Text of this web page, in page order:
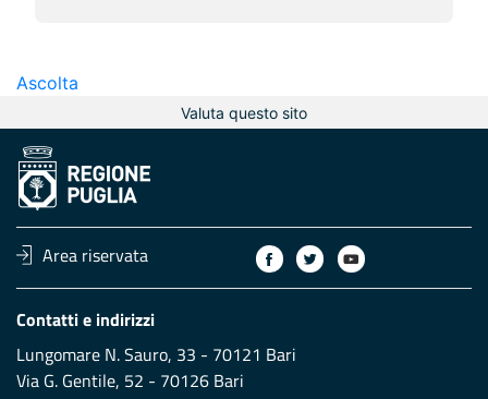
Ascolta
Valuta questo sito
Area riservata
Contatti e indirizzi
Lungomare N. Sauro, 33 - 70121 Bari
Via G. Gentile, 52 - 70126 Bari